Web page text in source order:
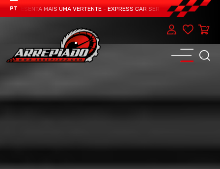
PT MAIS UMA VERTENTE - EXPRESS CAR SERVICE, MANUTENÇÃO DO